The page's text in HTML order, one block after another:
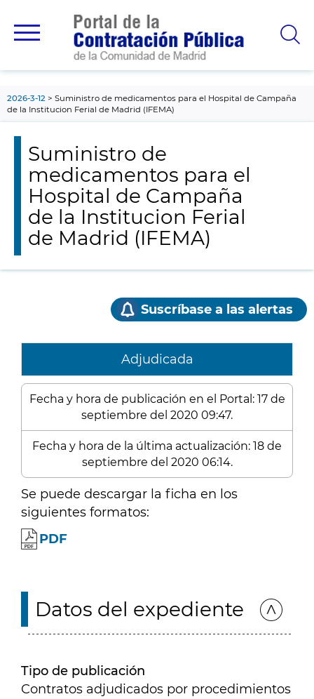
principal
2026-3-12
Suministro de medicamentos para el Hospital de Campaña
de la Institucion Ferial de Madrid (IFEMA)
Suministro de
medicamentos para el
Hospital de Campaña
de la Institucion Ferial
de Madrid (IFEMA)
Suscríbase a las alertas
Adjudicada
Fecha y hora de publicación en el Portal: 17 de
septiembre del 2020 09:47.
Fecha y hora de la última actualización: 18 de
septiembre del 2020 06:14.
Se puede descargar la ficha en los
siguientes formatos:
PDF
Datos del expediente
Tipo de publicación
Contratos adjudicados por procedimientos